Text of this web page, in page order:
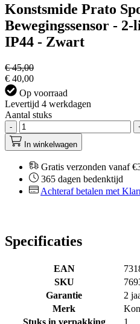
Konstsmide Prato
Bewegingssensor -
IP44 - Zwart
€ 45,00
€ 40,00
Op voorraad
Levertijd 4 werkdagen
Aantal stuks
-
In winkelwagen
Gratis verzonden vanaf
365 dagen bedenktijd
Achteraf betalen met
Specificaties
EAN
SKU
Garantie
2
Merk
Stuks in verpakking
1